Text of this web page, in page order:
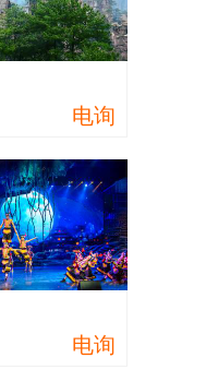
电询
电询